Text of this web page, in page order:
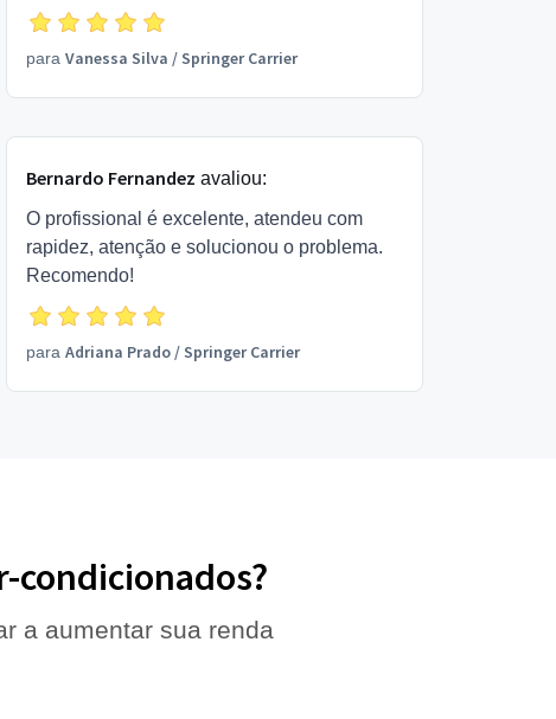
para Vanessa Silva /Springer Carrier
Bernardo Fernandez avaliou:
O profissional é excelente, atendeu com
rapidez, atenção e solucionou o problema.
Recomendo!
para Adriana Prado/Springer Carrier
condicionados?
a aumentar sua renda